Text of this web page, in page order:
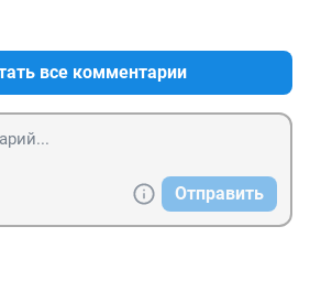
все комментарии
Отправить